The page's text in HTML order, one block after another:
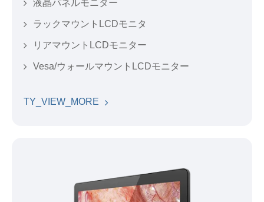
液晶パネルモニター
ラックマウントLCDモニタ
リアマウントLCDモニター
Vesa/ウォールマウントLCDモニター
TY_VIEW_MORE